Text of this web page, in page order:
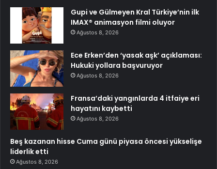
Gupi ve Gülmeyen Kral Türkiye’nin ilk
IMAX® animasyon filmi oluyor
Ağustos 8, 2026
Ece Erken’den ‘yasak aşk’ açıklaması:
Hukuki yollara başvuruyor
Ağustos 8, 2026
Fransa’daki yangınlarda 4 itfaiye eri
hayatını kaybetti
Ağustos 8, 2026
Beş kazanan hisse Cuma günü piyasa öncesi yükselişe
liderlik etti
Ağustos 8, 2026